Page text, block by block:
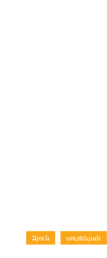
Ձյուն սուրենյան